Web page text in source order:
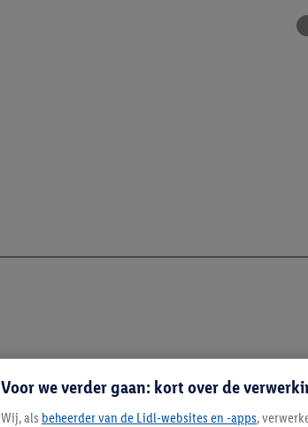
Voor we verder gaan: kort over de
Wij, als beheerder van de Lidl-websites en -apps,